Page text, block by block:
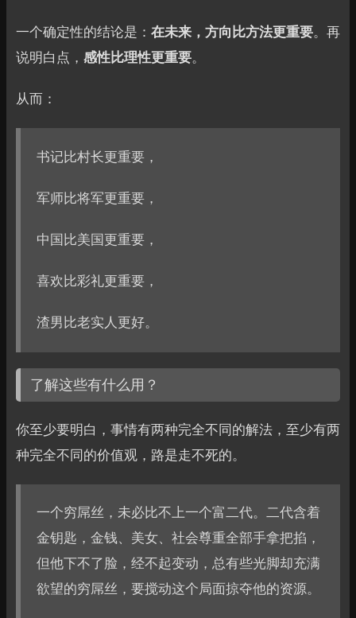
一个确定性的结论是： 在未来，方向比方法更重要。再
说明白点， 感性比理性更重要。
从而：
书记比村长更重要，
军师比将军更重要，
中国比美国更重要，
喜欢比彩礼更重要，
渣男比老实人更好。
了解这些有什么用？
你至少要明白，事情有两种完全不同的解法，至少有两
种完全不同的价值观，路是走不死的。
一个穷屌丝，未必比不上一个富二代。二代含着
金钥匙，金钱、美女、社会尊重全部手拿把掐，
但他下不了脸，经不起变动，总有些光脚却充满
欲望的穷屌丝，要搅动这个局面掠夺他的资源。